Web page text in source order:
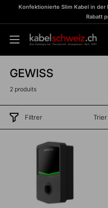
Passerzu
BOX
Konfektionierte Slim Kabel in der
Rabatt
kabelschweiz
GEWISS
2 produits
Filtrer